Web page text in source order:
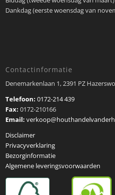
Dankdag (eerste woensdag van
Contactinformatie
Denemarkenlaan 1, 2391 PZ
Telefoon:0172-214 439
Fax:0172-210166
Email:
Disclaimer
Privacyverklaring
Bezorginformatie
Algemene leveringsvoorwaarden